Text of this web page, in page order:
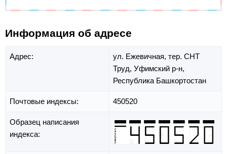
Информация об адресе
Адрес: ул. Ежевичная, тер. СНТ
Труд, Уфимский р-н,
Республика Башкортостан
Почтовые индексы: 450520
Образец написания
индекса: